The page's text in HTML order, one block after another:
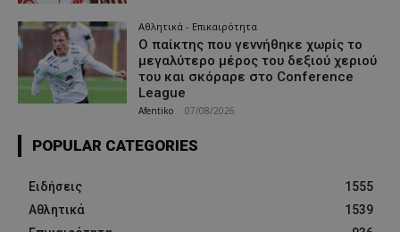
Αθλητικά - Επικαιρότητα
Ο παίκτης που γεννήθηκε χωρίς το
μεγαλύτερο μέρος του δεξιού χεριού
του και σκόραρε στο Conference
League
Afentiko 07/08/2026
POPULAR CATEGORIES
Ειδήσεις
1555
Αθλητικά
1539